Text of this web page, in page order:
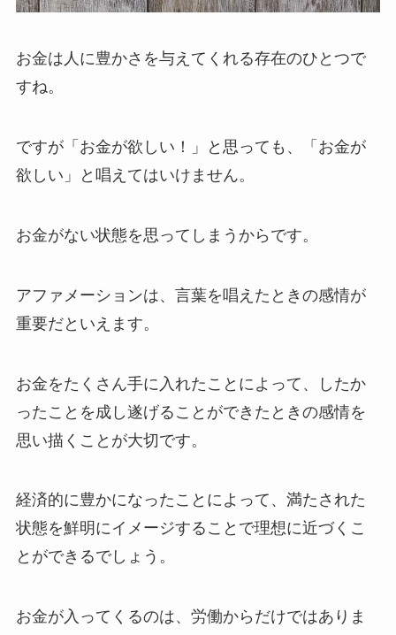
お金は人に豊かさを与えてくれる存在のひとつで
すね。
ですが「お金が欲しい！」と思っても、「お金が
欲しい」と唱えてはいけません。
お金がない状態を思ってしまうからです。
アファメーションは、言葉を唱えたときの感情が
重要だといえます。
お金をたくさん手に入れたことによって、したか
ったことを成し遂げることができたときの感情を
思い描くことが大切です。
経済的に豊かになったことによって、満たされた
状態を鮮明にイメージすることで理想に近づくこ
とができるでしょう。
お金が入ってくるのは、労働からだけではありま